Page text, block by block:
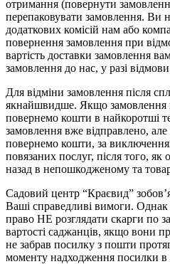
отримання (повернути
перепаковувати замовлення. Ви
додаткових комісій нам або
повернення замовлення при
вартість доставки замовлення
замовлення до нас, у разі
Для відміни замовлення після
якнайшвидше. Якщо замовлення
повернемо кошти в найкоротші
замовлення вже відправлено,
повернемо кошти, за
повязаних послуг, після того, як
назад в непошкодженому та
Садовий центр “Краєвид”
Ваші справедливі вимоги.
право НЕ розглядати скарги по
вартості саджанців, якщо вони
не забрав посилку з пошти
моменту надходження посилки в